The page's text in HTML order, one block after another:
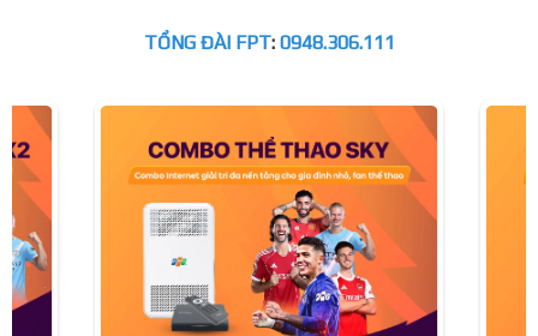
TỔNG ĐÀI FPT: 0948.306.111